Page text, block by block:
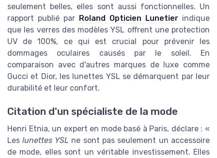
seulement belles, elles sont aussi fonctionnelles. Un
rapport publié par Roland Opticien Lunetier indique
que les verres des modèles YSL offrent une protection
UV de 100%, ce qui est crucial pour prévenir les
dommages oculaires causés par le soleil. En
comparaison avec d'autres marques de luxe comme
Gucci et Dior, les lunettes YSL se démarquent par leur
durabilité et leur confort.
Citation d'un spécialiste de la mode
Henri Etnia, un expert en mode basé à Paris, déclare : «
Leslunettes YSL ne sont pas seulement un accessoire
de mode, elles sont un véritable investissement. Elles